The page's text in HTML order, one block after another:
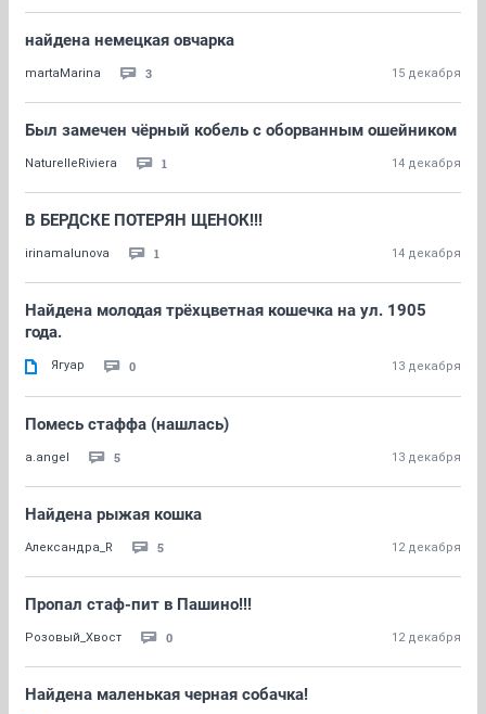
найдена немецкая овчарка
martaMarina 3 15 декабря
Был замечен чёрный кобель с оборванным ошейником
NaturelleRiviera 1 14 декабря
В БЕРДСКЕ ПОТЕРЯН ЩЕНОК!!!
irinamalunova 1 14 декабря
Найдена молодая трёхцветная кошечка на ул. 1905
года.
Ягуар 0 13 декабря
Помесь стаффа (нашлась)
a.angel 5 13 декабря
Найдена рыжая кошка
Александра_R 5 12 декабря
Пропал стаф-пит в Пашино!!!
Розовый_Хвост 0 12 декабря
Найдена маленькая черная собачка!